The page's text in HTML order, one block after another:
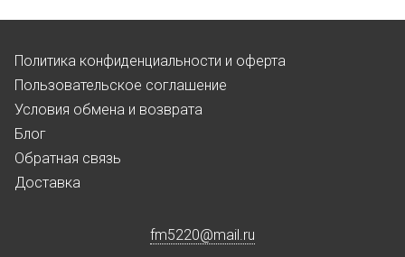
Политика конфиденциальности и оферта
Пользовательское соглашение
Условия обмена и возврата
Блог
Обратная связь
Доставка
fm5220@mail.ru